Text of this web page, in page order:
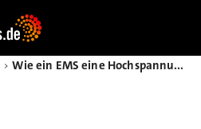
Wie ein EMS eine Hochspannungsabdeckung entwickelte